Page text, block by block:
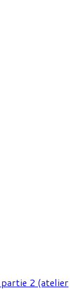
2 (atelier